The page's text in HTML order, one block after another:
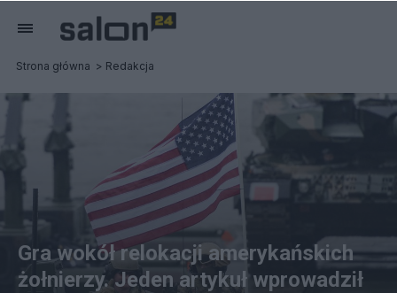
Strona główna Redakcja
Gra wokół relokacji amerykańskich
żołnierzy. Jeden artykuł wprowadził